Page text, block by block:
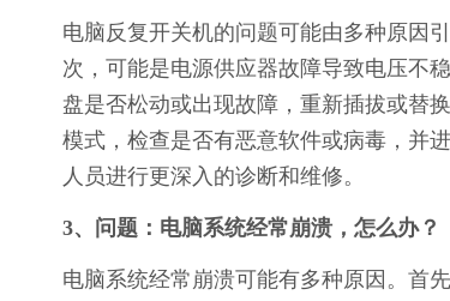
电脑反复开关机的问题可能由多种原因
次，可能是电源供应器故障导致电压不
盘是否松动或出现故障，重新插拔或替
模式，检查是否有恶意软件或病毒，并
人员进行更深入的诊断和维修。
3、问题：电脑系统经常崩溃，怎么办？
电脑系统经常崩溃可能有多种原因。首